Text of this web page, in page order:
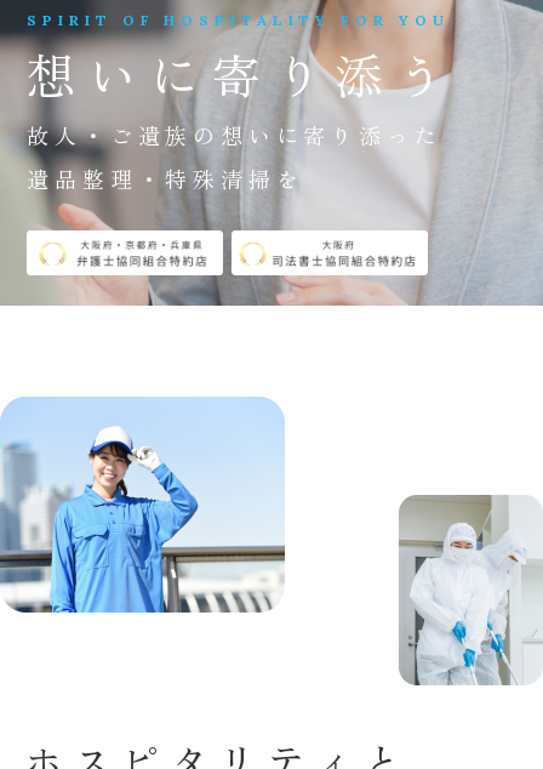
SPIRIT OF HOSPITALITY FOR YOU
想いに寄り添う
故人・ご遺族の想いに寄り添った
遺品整理・特殊清掃を